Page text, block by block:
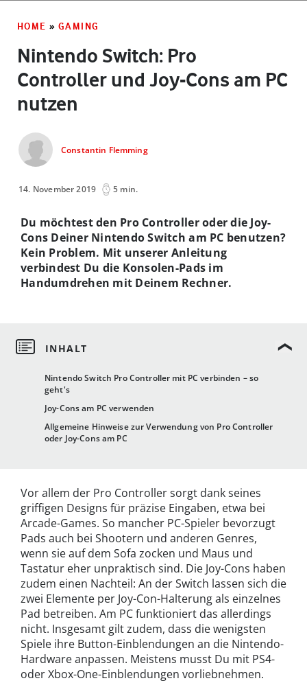
HOME » GAMING
Nintendo Switch: Pro
Controller und Joy-Cons am PC
nutzen
Constantin Flemming
14. November 2019 5 min.
Nintendo Switch Pro Controller mit PC verbinden – so
geht's
Joy-Cons am PC verwenden
Allgemeine Hinweise zur Verwendung von Pro Controller
oder Joy-Cons am PC
Du möchtest den Pro Controller oder die Joy-
Cons Deiner Nintendo Switch am PC benutzen?
Kein Problem. Mit unserer Anleitung
verbindest Du die Konsolen-Pads im
Handumdrehen mit Deinem Rechner.
Vor allem der Pro Controller sorgt dank seines
griffigen Designs für präzise Eingaben, etwa bei
Arcade-Games. So mancher PC-Spieler bevorzugt
Pads auch bei Shootern und anderen Genres,
wenn sie auf dem Sofa zocken und Maus und
Tastatur eher unpraktisch sind. Die Joy-Cons haben
zudem einen Nachteil: An der Switch lassen sich die
zwei Elemente per Joy-Con-Halterung als einzelnes
Pad betreiben. Am PC funktioniert das allerdings
nicht. Insgesamt gilt zudem, dass die wenigsten
Spiele ihre Button-Einblendungen an die Nintendo-
Hardware anpassen. Meistens musst Du mit PS4-
oder Xbox-One-Einblendungen vorliebnehmen.